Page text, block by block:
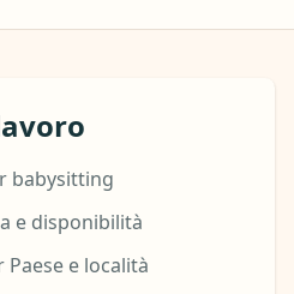
babysitting
e disponibilità
e località